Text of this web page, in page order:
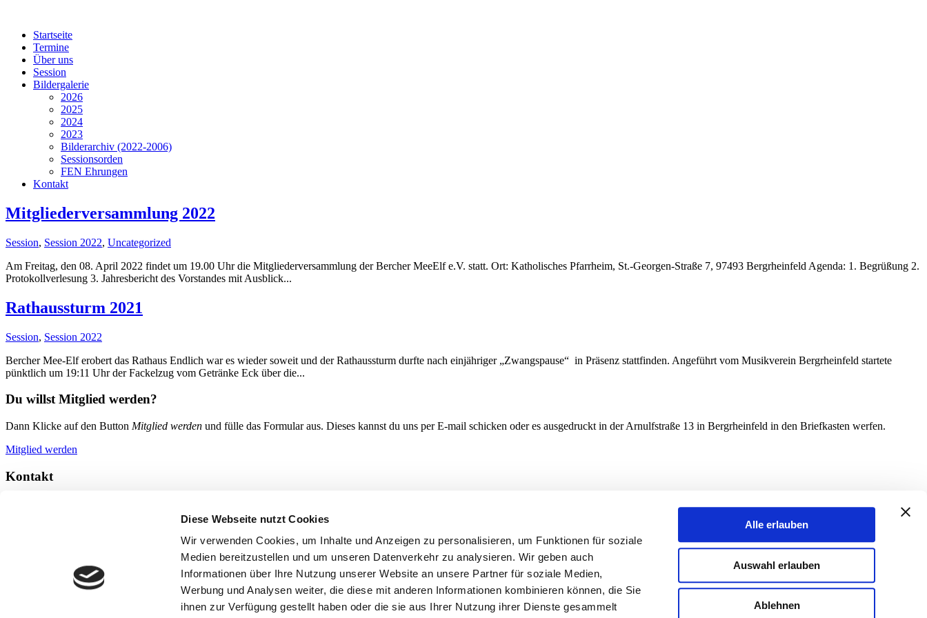
Diese Webseite nutzt Cookies
Wir verwenden Cookies, um Inhalte und Anzeigen zu personalisieren, um Funktionen für soziale
Medien bereitzustellen und um unseren Datenverkehr zu analysieren. Wir geben auch
Informationen über Ihre Nutzung unserer Website an unsere Partner für soziale Medien,
Werbung und Analysen weiter, die diese mit anderen Informationen kombinieren können, die Sie
ihnen zur Verfügung gestellt haben oder die sie aus Ihrer Nutzung ihrer Dienste gesammelt
Alle erlauben
Auswahl erlauben
Ablehnen
Startseite
Termine
Über uns
Session
Bildergalerie
2026
2025
2024
2023
Bilderarchiv (2022-2006)
Sessionsorden
FEN Ehrungen
Kontakt
Mitgliederversammlung 2022
Session, Session 2022, Uncategorized
Am Freitag, den 08. April 2022 findet um 19.00 Uhr die Mitgliederversammlung der Bercher MeeElf e.V. statt. Ort: Katholisches Pfarrheim, St.-Georgen-Straße 7, 97493 Bergrheinfeld Agenda: 1. Begrüßung 2.
Protokollverlesung 3. Jahresbericht des Vorstandes mit Ausblick...
Rathaussturm 2021
Session, Session 2022
Bercher Mee-Elf erobert das Rathaus Endlich war es wieder soweit und der Rathaussturm durfte nach einjähriger „Zwangspause“ in Präsenz stattfinden. Angeführt vom Musikverein Bergrheinfeld startete
pünktlich um 19:11 Uhr der Fackelzug vom Getränke Eck über die...
Du willst Mitglied werden?
Dann Klicke auf den Button Mitglied werden und fülle das Formular aus. Dieses kannst du uns per E-mail schicken oder es ausgedruckt in der Arnulfstraße 13 in Bergrheinfeld in den Briefkasten werfen.
Mitglied werden
Kontakt
Weitere Links